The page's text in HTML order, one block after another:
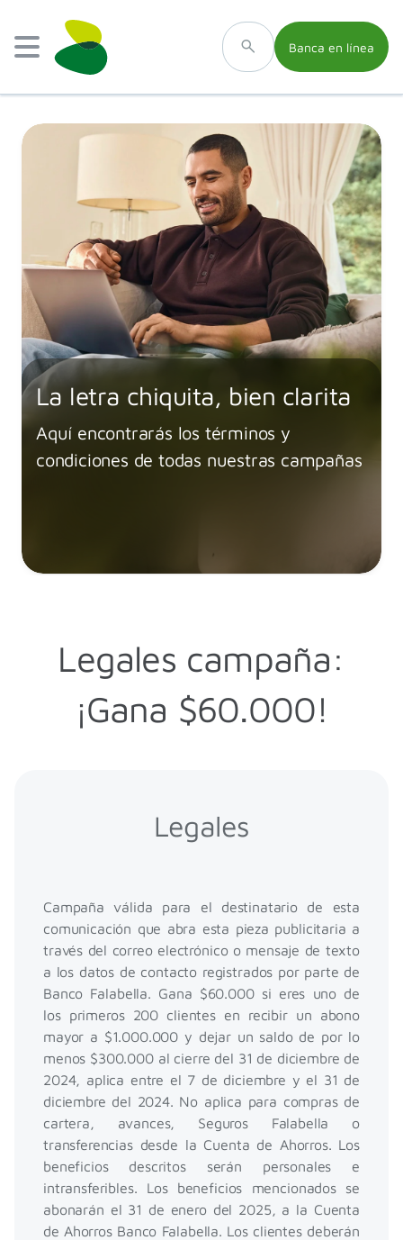
Banca en línea
La letra chiquita, bien clarita
Aquí encontrarás los términos y
condiciones de todas nuestras campañas
Legales campaña:
¡Gana $60.000!
Legales
Campaña válida para el destinatario de esta
comunicación que abra esta pieza publicitaria a
través del correo electrónico o mensaje de texto
a los datos de contacto registrados por parte de
Banco Falabella. Gana $60.000 si eres uno de
los primeros 200 clientes en recibir un abono
mayor a $1.000.000 y dejar un saldo de por lo
menos $300.000 al cierre del 31 de diciembre de
2024, aplica entre el 7 de diciembre y el 31 de
diciembre del 2024. No aplica para compras de
cartera, avances, Seguros Falabella o
transferencias desde la Cuenta de Ahorros. Los
beneficios descritos serán personales e
intransferibles. Los beneficios mencionados se
abonarán el 31 de enero del 2025, a la Cuenta
de Ahorros Banco Falabella. Los clientes deberán